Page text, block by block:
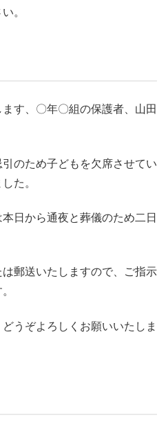
。
す、〇年〇組の保護者、山田
のため子どもを欠席させてい
た。
日から通夜と葬儀のため二日
郵送いたしますので、ご指示
うぞよろしくお願いいたしま